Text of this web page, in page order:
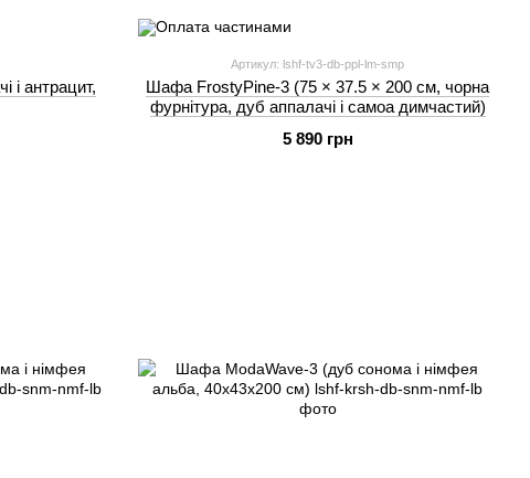
і антрацит,
Артикул: lshf-tv3-db-ppl-lm-smp
Шафа FrostyPine-3 (75 × 37.5 × 200 см, чорна
фурнітура, дуб аппалачі і самоа димчастий)
5 890 грн